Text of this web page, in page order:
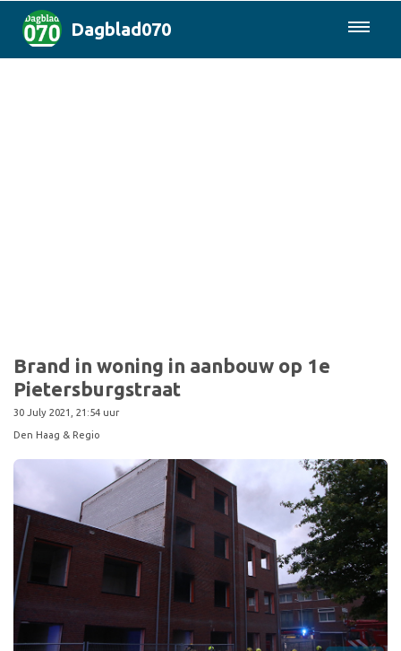
Dagblad070
Brand in woning in aanbouw op 1e
Pietersburgstraat
30 July 2021, 21:54 uur
Den Haag & Regio